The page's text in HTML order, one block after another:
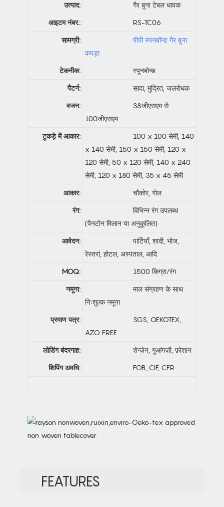
उत्पाद: गैर बुना टेबल धावक
आइटम नंबर.: RS-TC06
सामग्री:
पीपी स्पनबॉन्ड गैर बुना
कपड़ा
टेकनीक: स्पूनबोन्ड
पैटर्न: सादा, मुद्रित, जलरोधक
वजन:
38जीएसएम से
100जीएसएम
टुकड़े में आकार:
100 x 100 सेमी, 140
x 140 सेमी, 150 x 150 सेमी, 120 x
120 सेमी, 50 x 120 सेमी, 140 x 240
सेमी, 120 x 180 सेमी, 35 x 45 सेमी
आकार: चौकोर, गोल
रंग:
विभिन्न रंग उपलब्ध
(पैनटोन मिलान या अनुकूलित)
आवेदन:
पार्टियाँ, शादी, भोज,
रेस्तरां, होटल, अस्पताल, आदि
MOQ: 1500 किग्रा/रंग
नमूना:
माल संग्रहण के साथ
निःशुल्क नमूना
प्रमाण पत्र:
SGS, OEKOTEX,
AZO FREE
लोडिंग बंदरगाह: शेन्ज़ेन, गुआंगज़ौ, फ़ोशान
शिपिंग अवधि: FOB, CIF, CFR
FEATURES